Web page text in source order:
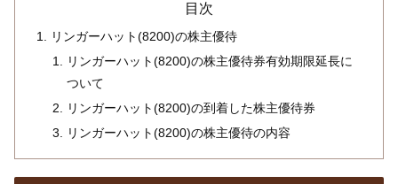
目次
リンガーハット(8200)の株主優待
リンガーハット(8200)の株主優待券有効期限延長に
ついて
リンガーハット(8200)の到着した株主優待券
リンガーハット(8200)の株主優待の内容